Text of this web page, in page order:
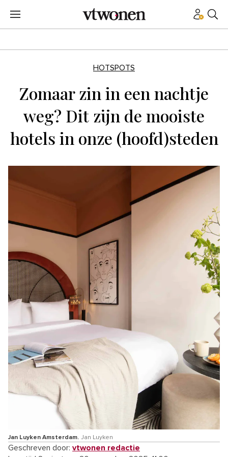
HOTSPOTS
Zomaar zin in een nachtje
weg? Dit zijn de mooiste
hotels in onze (hoofd)steden
Jan Luyken Amsterdam. Jan Luyken
Geschreven door: vtwonen redactie